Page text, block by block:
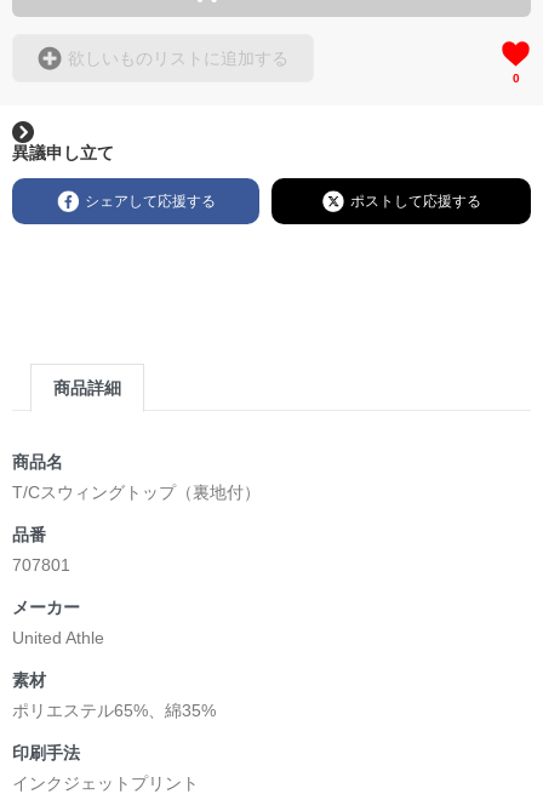
欲しいものリストに追加する
0
異議申し立て
シェアして応援する ポストして応援する
商品詳細
商品名
T/Cスウィングトップ（裏地付）
品番
707801
メーカー
United Athle
素材
ポリエステル65%、綿35%
印刷手法
インクジェットプリント